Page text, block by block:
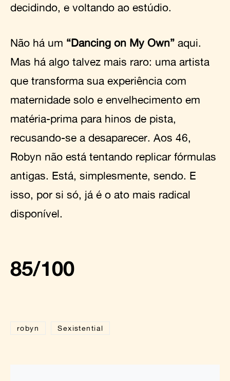
decidindo, e voltando ao estúdio.
Não há um “Dancing on My Own” aqui.
Mas há algo talvez mais raro: uma artista
que transforma sua experiência com
maternidade solo e envelhecimento em
matéria-prima para hinos de pista,
recusando-se a desaparecer. Aos 46,
Robyn não está tentando replicar fórmulas
antigas. Está, simplesmente, sendo. E
isso, por si só, já é o ato mais radical
disponível.
85/100
robyn Sexistential